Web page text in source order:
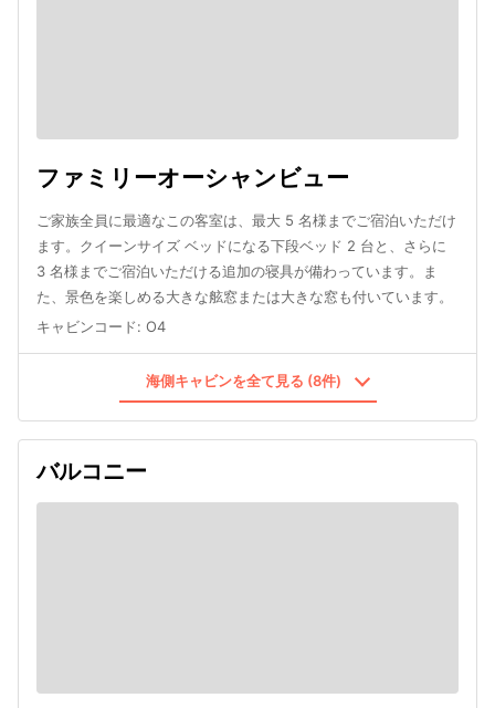
ファミリーオーシャンビュー
ご家族全員に最適なこの客室は、最大 5 名様までご宿泊いただけ
ます。クイーンサイズ ベッドになる下段ベッド 2 台と、さらに
3 名様までご宿泊いただける追加の寝具が備わっています。ま
た、景色を楽しめる大きな舷窓または大きな窓も付いています。
キャビンコード: O4
海側キャビンを全て見る (8件)
バルコニー